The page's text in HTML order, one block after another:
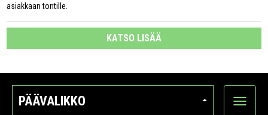
asiakkaan tontille.
KATSO LISÄÄ
PÄÄVALIKKO
Näytä